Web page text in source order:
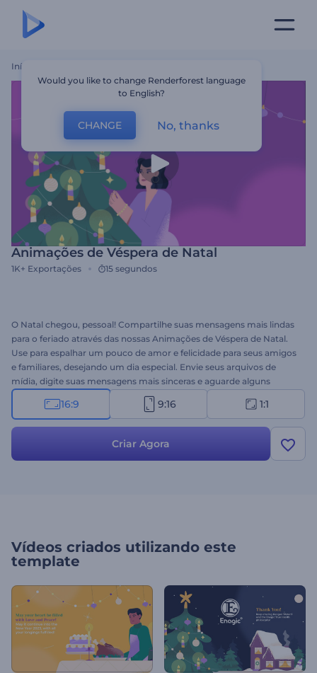
Início
Animações de Véspera de Natal
1K+ Exportações 15 segundos
O Natal chegou, pessoal! Compartilhe suas mensagens mais lindas
para o feriado através das nossas Animações de Véspera de Natal.
Use para espalhar um pouco de amor e felicidade para seus amigos
e familiares, desejando um dia especial. Envie seus arquivos de
mídia, digite suas mensagens mais sinceras e aguarde alguns
minutos para obter uma animação profissional. Ideal para
mensagens de feriado, convites para jantar, saudações em vídeo e
16:9 9:16 1:1
Criar Agora
Vídeos criados utilizando este
template
Would you like to change Renderforest language
to English?
CHANGE No, thanks